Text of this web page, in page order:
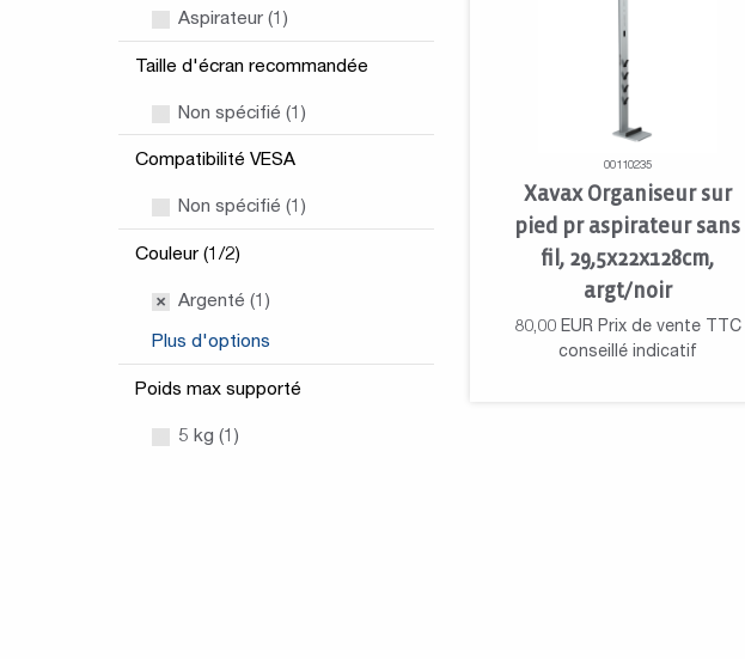
Aspirateur (1)
Taille d'écran recommandée
Non spécifié (1)
Compatibilité VESA
Non spécifié (1)
Couleur (1/2)
Argenté (1)
Plus d'options
Poids max supporté
5 kg (1)
00110235
Xavax Organiseur sur
pied pr aspirateur sans
fil, 29,5x22x128cm,
argt/noir
80,00 EUR Prix de vente TTC
conseillé indicatif